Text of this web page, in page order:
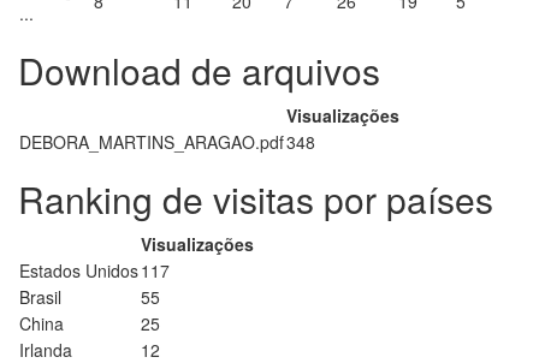
...
Download de arquivos
Visualizações
DEBORA_MARTINS_ARAGAO.pdf348
Ranking de visitas por países
Visualizações
Estados Unidos117
Brasil
55
China
25
Irlanda
12